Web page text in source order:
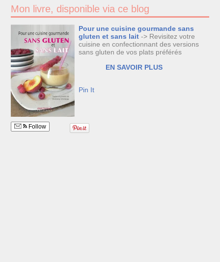
Mon livre, disponible via ce blog
Pour une cuisine gourmande sans
gluten et sans lait -> Revisitez votre
cuisine en confectionnant des versions
sans gluten de vos plats préférés
EN SAVOIR PLUS
Pin It
Follow